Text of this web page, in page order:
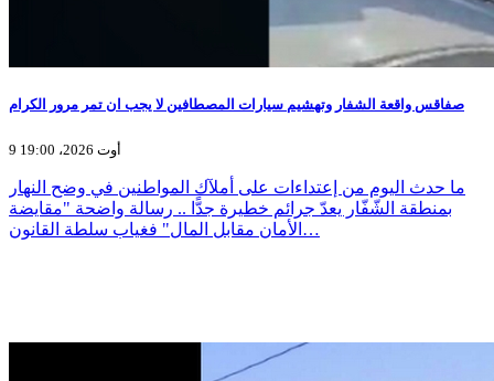
صفاقس واقعة الشفار وتهشيم سيارات المصطافين لا يجب ان تمر مرور الكرام
9 أوت 2026، 19:00
ما حدث اليوم من إعتداءات على أملآك المواطنين في وضح النهار
بمنطقة الشّفّار يعدّ جرائم خطيرة جدًّا .. رسالة واضحة "مقايضة
الأمان مقابل المال" فغياب سلطة القانون…